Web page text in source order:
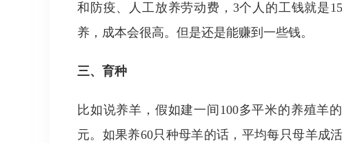
和防疫、人工放养劳动费，3个人的工钱就是
养，成本会很高。但是还是能赚到一些钱。
三、育种
比如说养羊，假如建一间100多平米的养殖羊
元。如果养60只种母羊的话，平均每只母羊成